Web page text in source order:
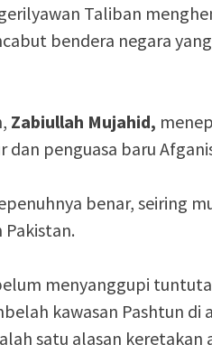
Taliban
bendera negara
Zabiullah Mujahid,
dan penguasa baru
benar, seiring
menyanggupi
kawasan Pashtun di
satu alasan